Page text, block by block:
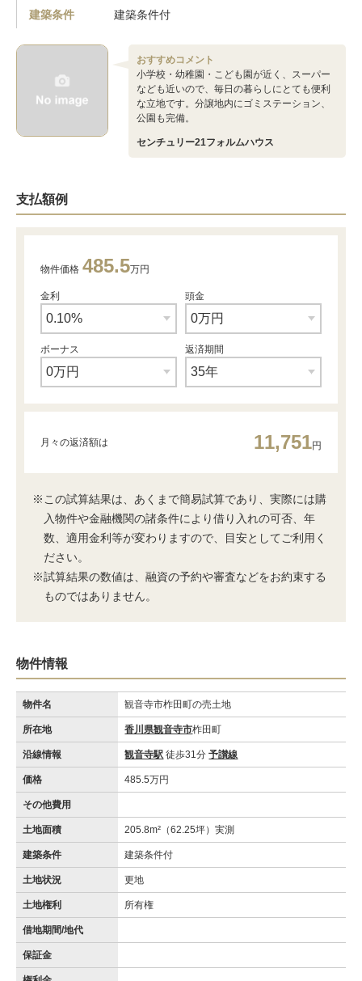
建築条件
建築条件付
おすすめコメント
小学校・幼稚園・こども園が近く、スーパー
なども近いので、毎日の暮らしにとても便利
な立地です。分譲地内にゴミステーション、
公園も完備。
センチュリー21フォルムハウス
支払額例
物件価格 485.5万円
金利 頭金
ボーナス 返済期間
月々の返済額は 11,751円
※この試算結果は、あくまで簡易試算であり、実際には購
入物件や金融機関の諸条件により借り入れの可否、年
数、適用金利等が変わりますので、目安としてご利用く
ださい。
※試算結果の数値は、融資の予約や審査などをお約束する
ものではありません。
物件情報
物件名 観音寺市柞田町の売土地
所在地 香川県観音寺市柞田町
沿線情報 観音寺駅 徒歩31分予讃線
価格 485.5万円
その他費用
土地面積 205.8m²（62.25坪）実測
建築条件 建築条件付
土地状況 更地
土地権利 所有権
借地期間/地代
保証金